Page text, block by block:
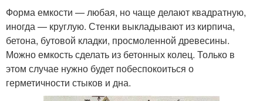
Форма емкости — любая, но чаще делают квадратную,
иногда — круглую. Стенки выкладывают из кирпича,
бетона, бутовой кладки, просмоленной древесины.
Можно емкость сделать из бетонных колец. Только в
этом случае нужно будет побеспокоиться о
герметичности стыков и дна.